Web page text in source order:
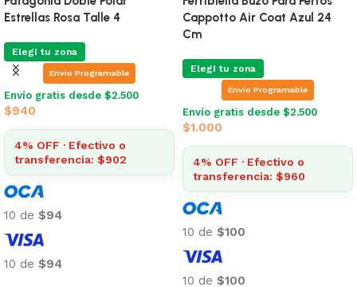
Talle 6
Elegí tu zona
Envio Programable
Envío gratis desde $2.500
$1.063
4% OFF · Efectivo o
transferencia: $1.021
10 de $106
10 de $106
Terracota Peach Talle 6
Envio Programable
Envío gratis desde $2.500
$1.063
4% OFF · Efectivo o
transferencia: $1.021
10 de$106
10 de$106